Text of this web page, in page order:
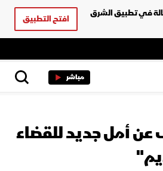
في تطبيق الشرق
افتح التطبيق
مباشر
أمل جديد للقضاء